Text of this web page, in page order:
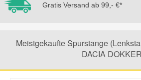
Gratis Versand ab 99,- €*
Meistgekaufte Spurstange
DACIA DOKKER
Jeep Ersatzteile
Kia Ersatzteile
Lancia Ersatzteile